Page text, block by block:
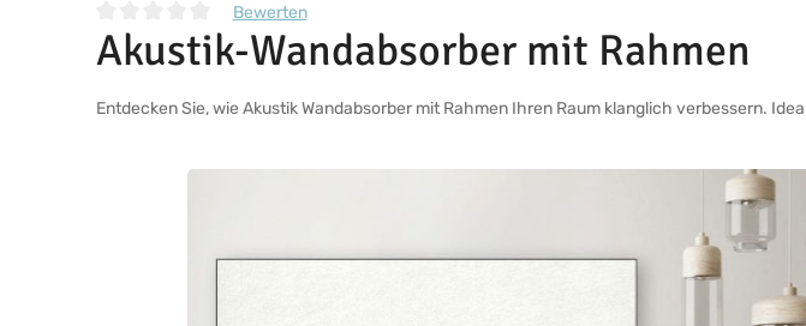
Durchschnittliche Bewertung von 0 von 5 Sternen
Bewerten
Akustik-Wandabsorber mit Rahmen
Entdecken Sie, wie Akustik Wandabsorber mit Rahmen Ihren Raum klanglich verbessern.